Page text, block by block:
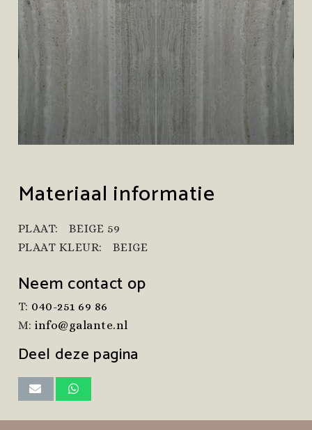
Materiaal informatie
PLAAT:
BEIGE 59
PLAAT KLEUR:
BEIGE
Neem contact op
T: 040-251 69 86
M:info@galante.nl
Deel deze pagina